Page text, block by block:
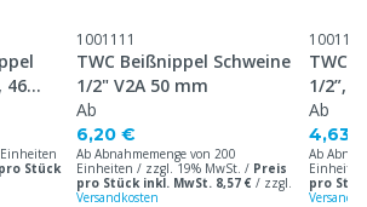
46
Stück
1001111
TWC Beißnippel Schweine
1/2" V2A 50 mm
Ab
6,20 €
Ab Abnahmemenge von 200
Einheiten / zzgl. 19% MwSt. / Preis
pro Stück inkl. MwSt. 8,57 € / zzgl.
Versandkosten
1001112
TWC
1/2”,
Ab
4,63
Ab
pro